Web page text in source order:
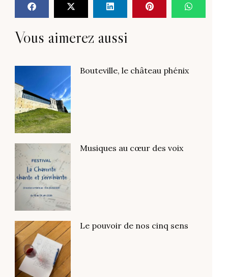
Vous aimerez aussi
Bouteville, le château phénix
Musiques au cœur des voix
Le pouvoir de nos cinq sens